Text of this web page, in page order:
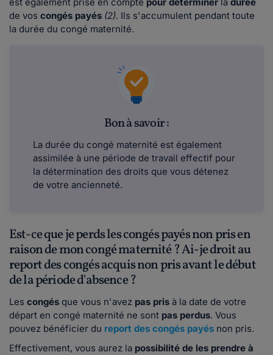
de vos congés payés (2). Ils s'accumulent pendant toute
la durée du congé maternité.
Bon à savoir :
La durée du congé maternité est également
assimilée à une période de travail effectif pour
la détermination des droits que vous détenez
de votre ancienneté.
Est-ce que je perds les congés payés non pris en
raison de mon congé maternité ? Ai-je droit au
report des congés acquis non pris avant le début
de la période d'absence ?
Les congés que vous n'avez pas pris à la date de votre
départ en congé maternité ne sont pas perdus. Vous
pouvez bénéficier du report des congés payés non pris.
Effectivement, vous aurez la possibilité de les prendre à